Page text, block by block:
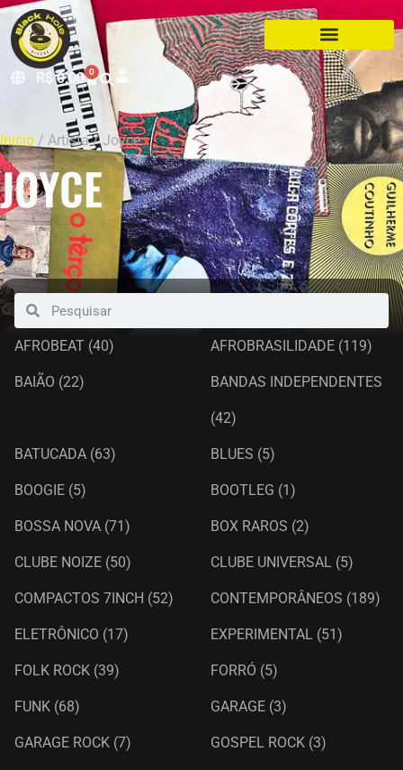
R$0,00 0
Início / Artista / Joyce
JOYCE
AFROBEAT (40) AFROBRASILIDADE (119)
BAIÃO (22) BANDAS INDEPENDENTES
(42)
BATUCADA (63) BLUES (5)
BOOGIE (5) BOOTLEG (1)
BOSSA NOVA (71) BOX RAROS (2)
CLUBE NOIZE (50) CLUBE UNIVERSAL (5)
COMPACTOS 7INCH (52) CONTEMPORÂNEOS (189)
ELETRÔNICO (17) EXPERIMENTAL (51)
FOLK ROCK (39) FORRÓ (5)
FUNK (68) GARAGE (3)
GARAGE ROCK (7) GOSPEL ROCK (3)